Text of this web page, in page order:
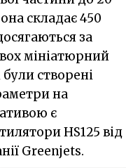
складає 450
за
мініатюрний
створені
на
є
HS125 від
Greenjets.